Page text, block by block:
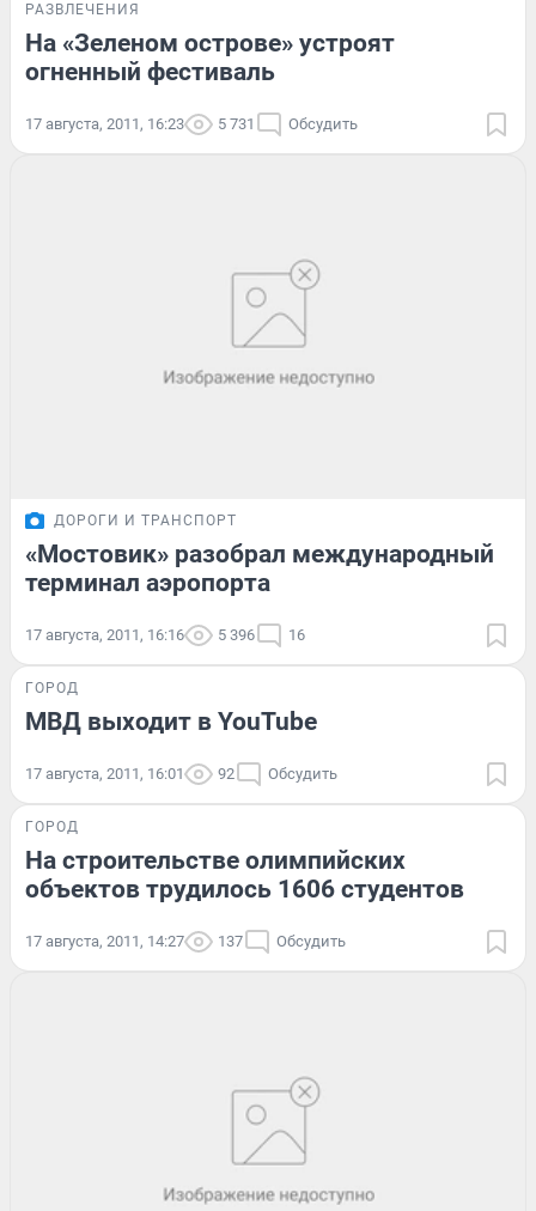
РАЗВЛЕЧЕНИЯ
На «Зеленом острове» устроят
огненный фестиваль
17 августа, 2011, 16:23 5 731 Обсудить
ДОРОГИ И ТРАНСПОРТ
«Мостовик» разобрал международный
терминал аэропорта
17 августа, 2011, 16:16 5 396 16
ГОРОД
МВД выходит в YouTube
17 августа, 2011, 16:01 92 Обсудить
ГОРОД
На строительстве олимпийских
объектов трудилось 1606 студентов
17 августа, 2011, 14:27 137 Обсудить